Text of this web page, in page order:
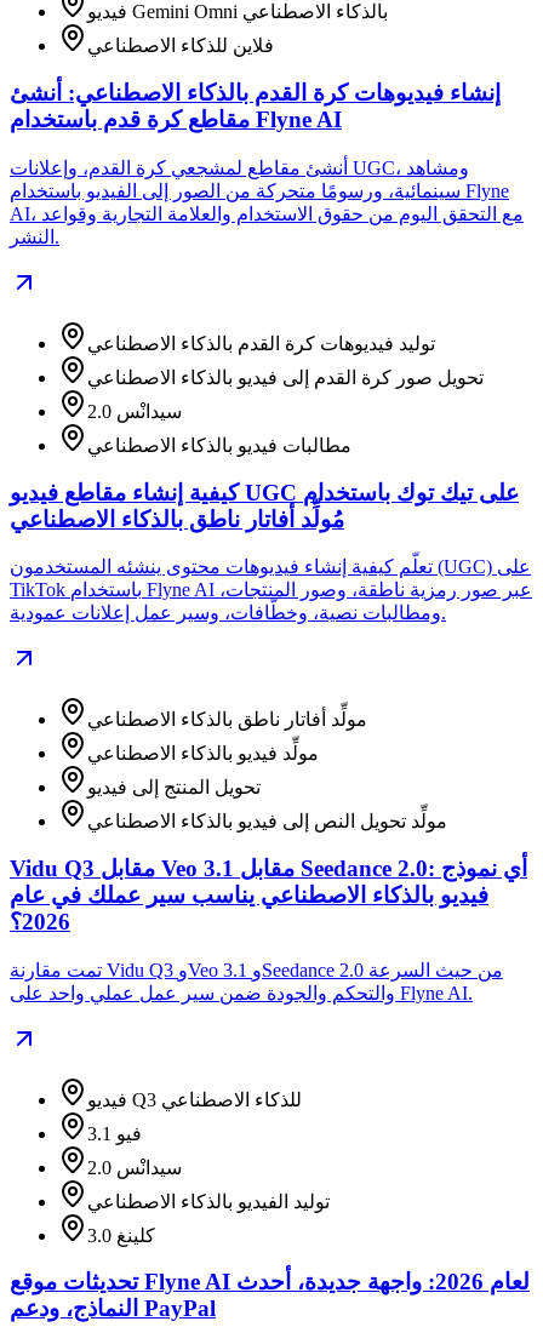
فيديو Gemini Omni بالذكاء الاصطناعي
فلاين للذكاء الاصطناعي
إنشاء فيديوهات كرة القدم بالذكاء الاصطناعي: أنشئ
مقاطع كرة قدم باستخدام Flyne AI
أنشئ مقاطع لمشجعي كرة القدم، وإعلانات UGC، ومشاهد
سينمائية، ورسومًا متحركة من الصور إلى الفيديو باستخدام Flyne
AI، مع التحقق اليوم من حقوق الاستخدام والعلامة التجارية وقواعد
النشر.
توليد فيديوهات كرة القدم بالذكاء الاصطناعي
تحويل صور كرة القدم إلى فيديو بالذكاء الاصطناعي
سيدانْس 2.0
مطالبات فيديو بالذكاء الاصطناعي
كيفية إنشاء مقاطع فيديو UGC على تيك توك باستخدام
مُولِّد أفاتار ناطق بالذكاء الاصطناعي
تعلّم كيفية إنشاء فيديوهات محتوى ينشئه المستخدمون (UGC) على
TikTok باستخدام Flyne AI عبر صور رمزية ناطقة، وصور المنتجات،
ومطالبات نصية، وخطّافات، وسير عمل إعلانات عمودية.
مولِّد أفاتار ناطق بالذكاء الاصطناعي
مولِّد فيديو بالذكاء الاصطناعي
تحويل المنتج إلى فيديو
مولِّد تحويل النص إلى فيديو بالذكاء الاصطناعي
Vidu Q3 مقابل Veo 3.1 مقابل Seedance 2.0: أي نموذج
فيديو بالذكاء الاصطناعي يناسب سير عملك في عام
2026؟
تمت مقارنة Vidu Q3 وVeo 3.1 وSeedance 2.0 من حيث السرعة
والتحكم والجودة ضمن سير عمل عملي واحد على Flyne AI.
فيديو Q3 للذكاء الاصطناعي
فيو 3.1
سيدانْس 2.0
توليد الفيديو بالذكاء الاصطناعي
كلينغ 3.0
تحديثات موقع Flyne AI لعام 2026: واجهة جديدة، أحدث
النماذج، ودعم PayPal